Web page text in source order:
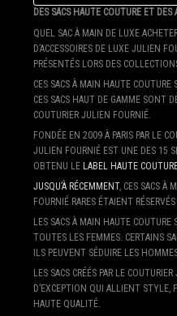
DES SACS HAUTE COUTURE ET DES
QUEL SAC À MAIN DE LUXE
D’ACCESSOIRES DE LUXE JULIEN
PRÉSENTÉS LORS DES
CES SACS À MAIN HAUTE COUTURE
CES SACS HAUT DE GAMME SONT
COUTURIER JULIEN FOURNIÉ.
FONDÉE EN 2009 À PARIS PAR LE
JULIEN FOURNIÉ EST UNE DES 15
OBTENU LE LABEL HAUTE
JUSQU’À RÉCEMMENT, CES SACS À
FOURNIÉ RARES ÉTAIENT
LES SACS À MAIN HAUTE
TOUTES LES FEMMES. CERTAINS
ILS PEUVENT SÉDUIRE LES
LES SACS CRÉÉS PAR LE
D’EXCEPTION QUI ALLIENT
HAUTE QUALITÉ.